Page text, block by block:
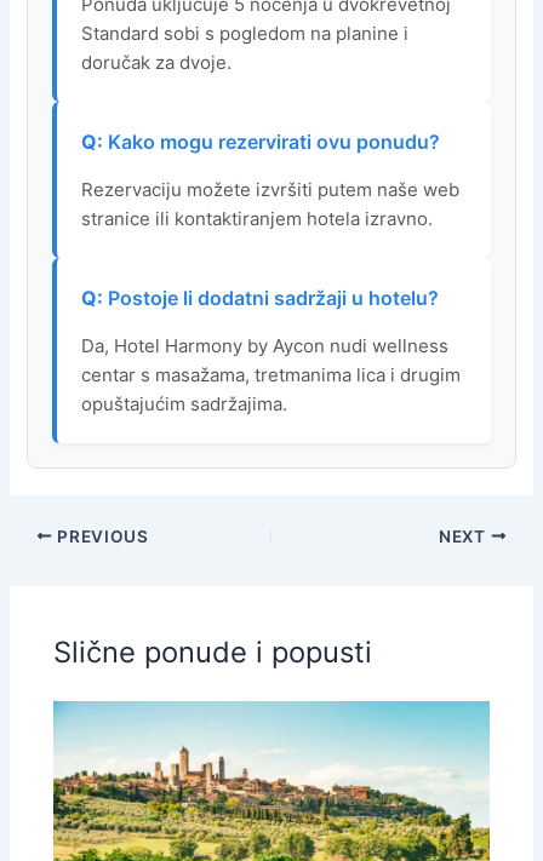
Standard sobi s pogledom na planine i
doručak za dvoje.
Kako mogu rezervirati ovu ponudu?
Rezervaciju možete izvršiti putem naše web
stranice ili kontaktiranjem hotela izravno.
Postoje li dodatni sadržaji u hotelu?
Da, Hotel Harmony by Aycon nudi wellness
centar s masažama, tretmanima lica i drugim
opuštajućim sadržajima.
PREVIOUS NEXT
Slične ponude i popusti